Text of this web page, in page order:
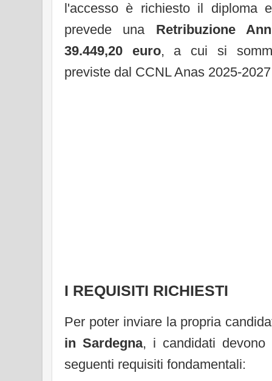
l'accesso è richiesto il diploma
prevede una Retribuzione
39.449,20 euro, a cui si
previste dal CCNL Anas 2025-
I REQUISITI RICHIESTI
Per poter inviare la propria
in Sardegna, i candidati devono
seguenti requisiti fondamentali: